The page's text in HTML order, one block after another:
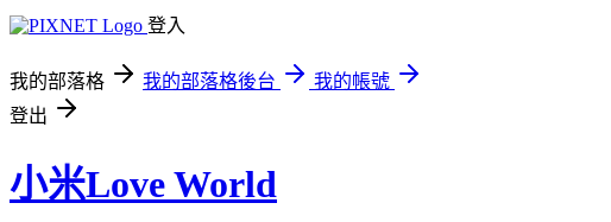
登入
我的部落格 我的部落格後台
我的帳號
登出
小米Love World